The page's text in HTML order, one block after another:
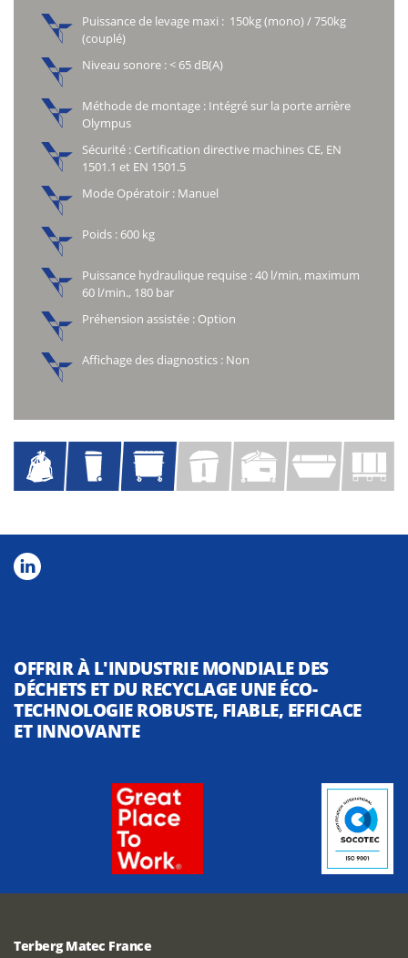
Puissance de levage maxi : 150kg (mono) / 750kg
(couplé)
Niveau sonore : < 65 dB(A)
Méthode de montage : Intégré sur la porte arrière
Olympus
Sécurité : Certification directive machines CE, EN
1501.1 et EN 1501.5
Mode Opératoir : Manuel
Poids : 600 kg
Puissance hydraulique requise : 40 l/min, maximum
60 l/min., 180 bar
Préhension assistée : Option
Affichage des diagnostics : Non
OFFRIR À L'INDUSTRIE MONDIALE DES
DÉCHETS ET DU RECYCLAGE UNE ÉCO-
TECHNOLOGIE ROBUSTE, FIABLE, EFFICACE
ET INNOVANTE
Terberg Matec France